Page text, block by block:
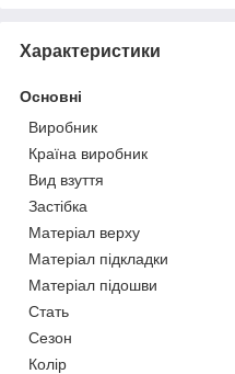
Характеристики
Основні
Виробник
Країна виробник
Вид взуття
Застібка
Матеріал верху
Матеріал підкладки
Матеріал підошви
Стать
Сезон
Колір